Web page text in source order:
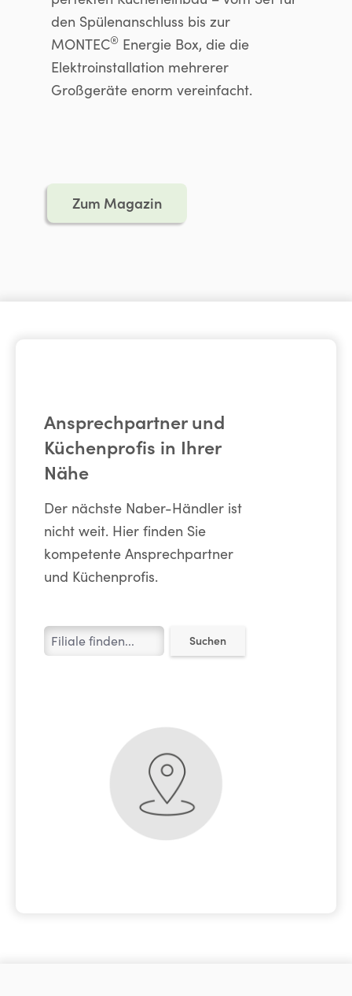
den Spülenanschluss bis zur
MONTEC® Energie Box, die die
Elektroinstallation mehrerer
Großgeräte enorm vereinfacht.
Zum Magazin
Ansprechpartner und
Küchenprofis in Ihrer
Nähe
Der nächste Naber-Händler ist
nicht weit. Hier finden Sie
kompetente Ansprechpartner
und Küchenprofis.
Suchen